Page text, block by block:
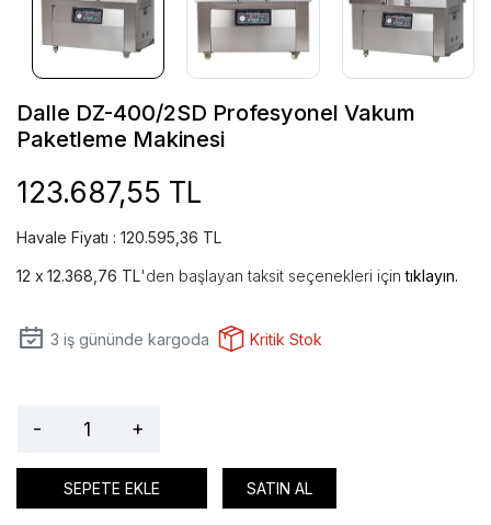
Dalle DZ-400/2SD Profesyonel Vakum
Paketleme Makinesi
123.687,55 TL
Havale Fiyatı : 120.595,36 TL
12.368,76 TL'den başlayan taksit seçenekleri içintıklayın.
3 iş gününde kargoda Kritik Stok
- +
SEPETE EKLE SATIN AL